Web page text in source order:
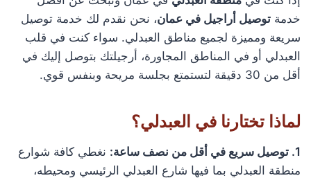
خدمة توصيل أراجيل في عمان، نحن نقدم لك خدمة توصيل
سريعة ومميزة لجميع مناطق العبدلي. سواء كنت في قلب
العبدلي أو في المناطق المجاورة، أرجيلتك بتوصل إليك في
أقل من 30 دقيقة لتستمتع بجلسة مريحة وبنفس قوي.
لماذا تختارنا في العبدلي؟
1. توصيل سريع في أقل من نصف ساعة:
نغطي كافة شوارع
منطقة العبدلي بما فيها شارع العبدلي الرئيسي ومحيطه،